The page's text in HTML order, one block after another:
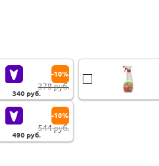
340руб.
378 руб.
-10%
490руб.
544 руб.
-10%